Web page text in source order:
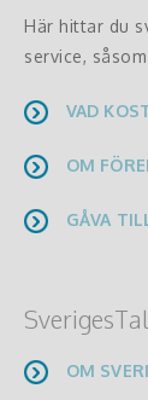
Här hittar du
service,
VAD
OM
GÅVA
OM